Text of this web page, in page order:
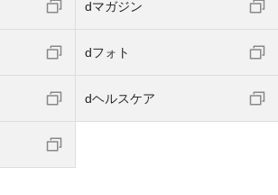
dマガジン
dフォト
dヘルスケア